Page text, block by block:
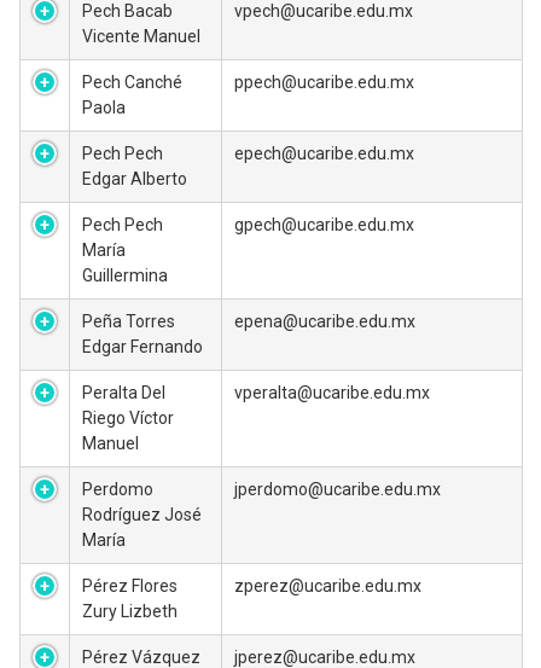
Pech Bacab
Vicente Manuel
vpech@ucaribe.edu.mx
Pech Canché
Paola
ppech@ucaribe.edu.mx
Pech Pech
Edgar Alberto
epech@ucaribe.edu.mx
Pech Pech
María
Guillermina
gpech@ucaribe.edu.mx
Peña Torres
Edgar Fernando
epena@ucaribe.edu.mx
Peralta Del
Riego Víctor
Manuel
vperalta@ucaribe.edu.mx
Perdomo
Rodríguez José
María
jperdomo@ucaribe.edu.mx
Pérez Flores
Zury Lizbeth
zperez@ucaribe.edu.mx
Pérez Vázquez
jperez@ucaribe.edu.mx